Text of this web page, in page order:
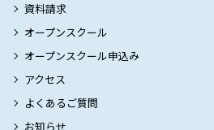
資料請求
オープンスクール
オープンスクール申込み
アクセス
よくあるご質問
お知らせ